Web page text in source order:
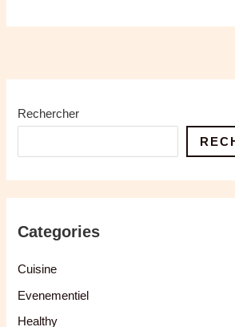
Rechercher
Categories
Cuisine
Evenementiel
Healthy